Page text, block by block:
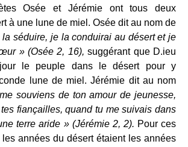
Osée et Jérémie ont tous deux
à une lune de miel. Osée dit au nom de
la séduire, je la conduirai au désert et je
» (Osée 2, 16), suggérant que D.ieu
le peuple dans le désert pour y
lune de miel. Jérémie dit au nom
souviens de ton amour de jeunesse,
tes fiançailles, quand tu me suivais dans
terre aride » (Jérémie 2, 2). Pour ces
années du désert étaient les années